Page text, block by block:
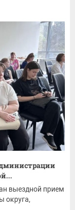
выездной прием
округа,